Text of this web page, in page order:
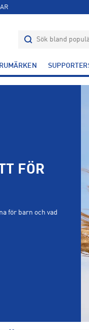
FÖR
för barn och vad